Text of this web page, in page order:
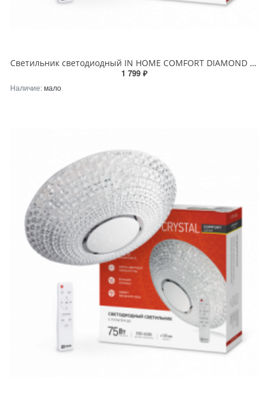
Светильник светодиодный IN HOME COMFORT DIAMOND 75Вт 230В 3000-6500K 6000Лм 500x90мм с пультом ДУ
1 799 ₽
Наличие:мало